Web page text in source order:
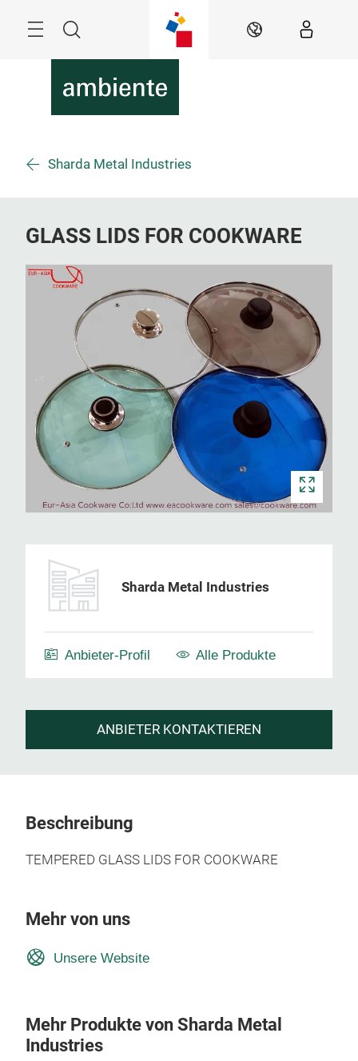
Suche DE
Sharda Metal Industries
GLASS LIDS FOR COOKWARE
Sharda Metal Industries
Anbieter-Profil Alle Produkte
ANBIETER KONTAKTIEREN
Beschreibung
TEMPERED GLASS LIDS FOR COOKWARE
Mehr von uns
Unsere Website
Mehr Produkte von Sharda Metal
Industries